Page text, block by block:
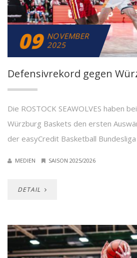
09 NOVEMBER
2025
Defensivrekord gegen
Die ROSTOCK SEAWOLVES haben
Würzburg Baskets den ersten
der easyCredit Basketball
MEDIEN SAISON 2025/2026
DETAIL